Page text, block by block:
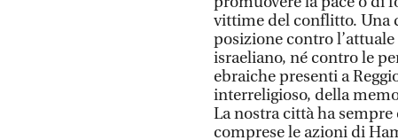
vittime del conflitto. Una
posizione contro
israeliano, né contro le
ebraiche presenti a
interreligioso, della
La nostra città ha
comprese le azioni di